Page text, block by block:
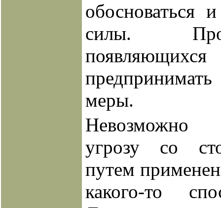
обосноваться
силы.
появляющихся
меры.
Невозможно
угрозу со
путем
какого-то